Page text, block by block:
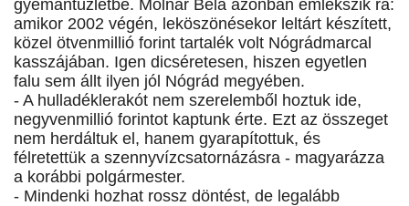
gyémántüzletbe. Molnár Béla azonban emlékszik rá:
amikor 2002 végén, leköszönésekor leltárt készített,
közel ötvenmillió forint tartalék volt Nógrádmarcal
kasszájában. Igen dicséretesen, hiszen egyetlen
falu sem állt ilyen jól Nógrád megyében.
- A hulladéklerakót nem szerelemből hoztuk ide,
negyvenmillió forintot kaptunk érte. Ezt az összeget
nem herdáltuk el, hanem gyarapítottuk, és
félretettük a szennyvízcsatornázásra - magyarázza
a korábbi polgármester.
- Mindenki hozhat rossz döntést, de legalább